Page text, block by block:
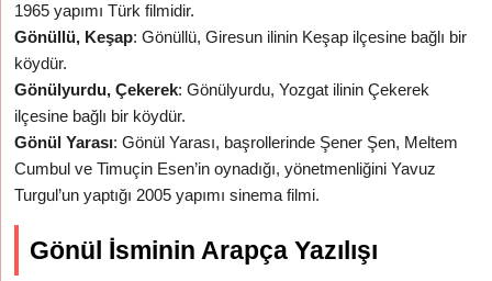
1965 yapımı Türk filmidir.
Gönüllü, Keşap: Gönüllü, Giresun ilinin Keşap ilçesine bağlı bir
köydür.
Gönülyurdu, Çekerek: Gönülyurdu, Yozgat ilinin Çekerek
ilçesine bağlı bir köydür.
Gönül Yarası: Gönül Yarası, başrollerinde Şener Şen, Meltem
Cumbul ve Timuçin Esen’in oynadığı, yönetmenliğini Yavuz
Turgul’un yaptığı 2005 yapımı sinema filmi.
Gönül İsminin Arapça Yazılışı